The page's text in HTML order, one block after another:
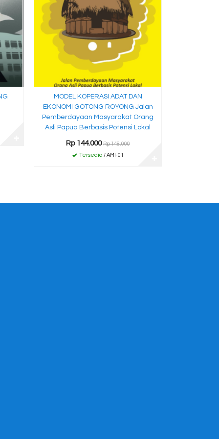
MODEL KOPERASI ADAT DAN
EKONOMI GOTONG ROYONG Jalan
Pemberdayaan Masyarakat Orang
Asli Papua Berbasis Potensi Lokal
Rp 144.000 Rp 148.000
Tersedia / AMI-01